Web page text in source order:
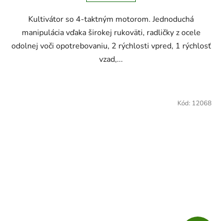
Kultivátor so 4-taktným motorom. Jednoduchá
manipulácia vďaka širokej rukoväti, radličky z ocele
odolnej voči opotrebovaniu, 2 rýchlosti vpred, 1 rýchlosť
vzad,...
Kód: 12068